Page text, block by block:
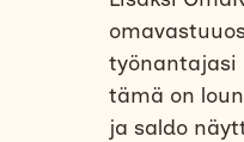
työnantajasi
tämä on
ja saldo